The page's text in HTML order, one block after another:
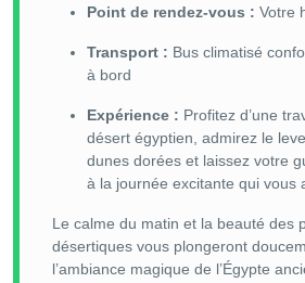
Point de rendez-vous : Votre
Transport : Bus climatisé
à bord
Expérience : Profitez d’une
désert égyptien, admirez le
dunes dorées et laissez votre
à la journée excitante qui vous
Le calme du matin et la beauté des
désertiques vous plongeront
l’ambiance magique de l’Égypte